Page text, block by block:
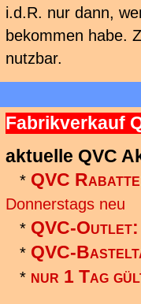
i.d.R. nur dann,
bekommen habe.
nutzbar.
Fabrikverkauf
aktuelle QVC
* QVC
Donnerstags neu
* QVC-Outlet:
* QVC-
* nur 1 Tag